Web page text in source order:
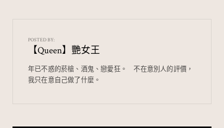
o
o
k
at ei
b
o
POSTED BY:
【Queen】艷女王
年已不惑的菸槍、酒鬼、戀愛狂。⠀ 不在意別人的評價，
我只在意自己做了什麼。